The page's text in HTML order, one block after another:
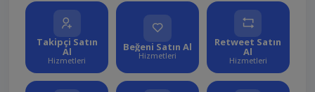
Takipçi Satın
Al
Hizmetleri
Beğeni Satın Al
Hizmetleri
Retweet Satın
Al
Hizmetleri